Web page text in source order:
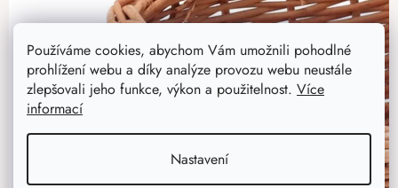
Používáme cookies, abychom Vám umožnili pohodlné
prohlížení webu a díky analýze provozu webu neustále
zlepšovali jeho funkce, výkon a použitelnost. Více
informací
Nastavení